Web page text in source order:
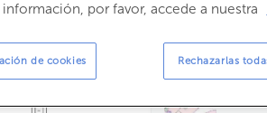
información, por favor, accede a nuestra
de cookies Rechazarlas